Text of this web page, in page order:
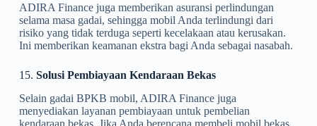
ADIRA Finance juga memberikan asuransi perlindungan
selama masa gadai, sehingga mobil Anda terlindungi dari
risiko yang tidak terduga seperti kecelakaan atau kerusakan.
Ini memberikan keamanan ekstra bagi Anda sebagai nasabah.
15. Solusi Pembiayaan Kendaraan Bekas
Selain gadai BPKB mobil, ADIRA Finance juga
menyediakan layanan pembiayaan untuk pembelian
kendaraan bekas. Jika Anda berencana membeli mobil bekas,